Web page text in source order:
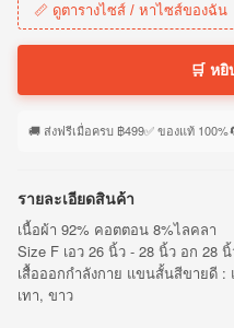
📏 ดูตารางไซส์ / หาไซส์ของฉัน
🛒 หยิ
🚚 ส่งฟรีเมื่อครบ ฿499✅ ของแท้ 100%
รายละเอียดสินค้า
เนื้อผ้า 92% คอตตอน 8%ไลคลา
Size F เอว 26 นิ้ว - 28 นิ้ว อก 28
เสื้อออกกำลังกาย แขนสั้นสีขายดี :
เทา, ขาว